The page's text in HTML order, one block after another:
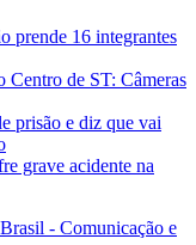
prende 16 integrantes
Centro de ST: Câmeras
prisão e diz que vai
grave acidente na
- Comunicação e